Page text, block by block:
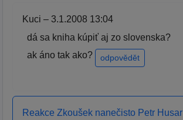
Kuci – 3.1.2008 13:04
dá sa kniha kúpiť aj zo slovenska?
ak áno tak ako?
odpovědět
Reakce Zkoušek nanečisto Petr Husar